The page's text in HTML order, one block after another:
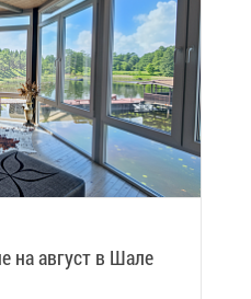
на ав­густ в Ша­ле